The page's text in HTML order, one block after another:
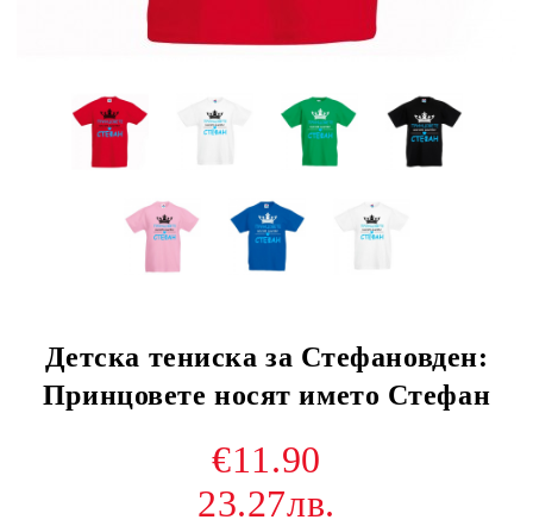
Детска тениска за Стефановден:
Принцовете носят името Стефан
€11.90
23.27лв.